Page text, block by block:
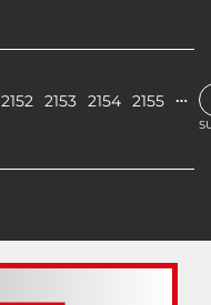
2152 2153 2154 2155 …